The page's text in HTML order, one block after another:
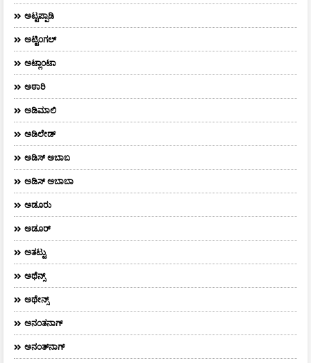
ಅಟ್ಟಪ್ಪಾಡಿ
ಅಟ್ಟಿಂಗಲ್
ಅಟ್ಲಾಂಟಾ
ಅಠಾರಿ
ಅಡಿಮಾಲಿ
ಅಡಿಲೇಡ್
ಅಡಿಸ್ ಅಬಾಬ
ಅಡಿಸ್ ಅಬಾಬಾ
ಅಡೂರು
ಅಡೂರ್
ಅತಟ್ಟು
ಅಥೆನ್ಸ್
ಅಥೇನ್ಸ್‌
ಅನಂತನಾಗ್
ಅನಂತ್‌ನಾಗ್‌